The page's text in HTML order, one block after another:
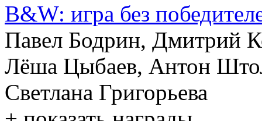
B&W: игра без
Павел Бодрин, Дмитрий
Лёша Цыбаев, Антон
Светлана Григорьева